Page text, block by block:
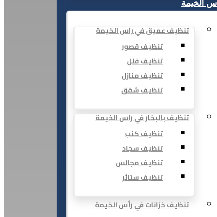
الخيمة
تنظيف عميق في راس الخيمة
تنظيف قصور
تنظيف فلل
تنظيف منازل
تنظيف شقق
تنظيف بالبخار في راس الخيمة
تنظيف كنب
تنظيف سجاد
تنظيف مجالس
تنظيف ستائر
تنظيف خزانات في رأس الخيمة